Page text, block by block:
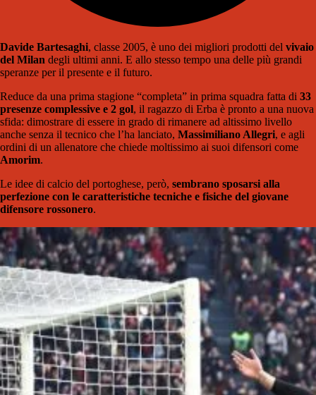
Davide Bartesaghi, classe 2005, è uno dei migliori prodotti del vivaio
del Milan degli ultimi anni. E allo stesso tempo una delle più grandi
speranze per il presente e il futuro.
Reduce da una prima stagione “completa” in prima squadra fatta di 33
presenze complessive e 2 gol, il ragazzo di Erba è pronto a una nuova
sfida: dimostrare di essere in grado di rimanere ad altissimo livello
anche senza il tecnico che l’ha lanciato, Massimiliano Allegri, e agli
ordini di un allenatore che chiede moltissimo ai suoi difensori come
Amorim.
Le idee di calcio del portoghese, però, sembrano sposarsi alla
perfezione con le caratteristiche tecniche e fisiche del giovane
difensore rossonero.